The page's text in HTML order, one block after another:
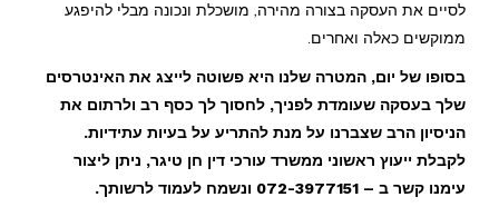
לסיים את העסקה בצורה מהירה, מושכלת ונכונה מבלי להיפגע
ממוקשים כאלה ואחרים.
בסופו של יום, המטרה שלנו היא פשוטה לייצג את האינטרסים
שלך בעסקה שעומדת לפניך, לחסוך לך כסף רב ולרתום את
הניסיון הרב שצברנו על מנת להתריע על בעיות עתידיות.
לקבלת ייעוץ ראשוני ממשרד עורכי דין חן טיגר, ניתן ליצור
עימנו קשר ב – 072-3977151 ונשמח לעמוד לרשותך.